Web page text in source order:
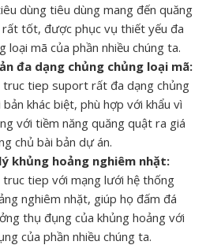
dùng tiêu dùng mang đến quăng
tốt, được phục vụ thiết yếu đa
loại mã của phần nhiều chúng ta.
đa dạng chủng chủng loại mã:
truc tiep suport rất đa dạng chủng
khác biệt, phù hợp với khẩu vì
với tiềm năng quăng quật ra giá
chủ bài bản dự án.
khủng hoảng nghiêm nhặt:
tiep với mạng lưới hệ thống
nghiêm nhặt, giúp họ đấm đá
thụ đụng của khủng hoảng với
của phần nhiều chúng ta.